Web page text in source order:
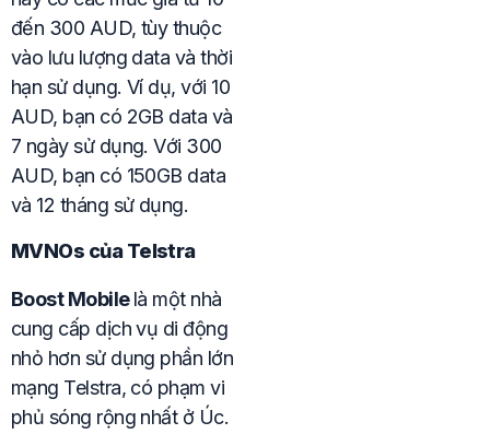
đến 300 AUD, tùy thuộc
vào lưu lượng data và thời
hạn sử dụng. Ví dụ, với 10
AUD, bạn có 2GB data và
7 ngày sử dụng. Với 300
AUD, bạn có 150GB data
và 12 tháng sử dụng.
MVNOs của Telstra
Boost Mobilelà một nhà
cung cấp dịch vụ di động
nhỏ hơn sử dụng phần lớn
mạng Telstra, có phạm vi
phủ sóng rộng nhất ở Úc.